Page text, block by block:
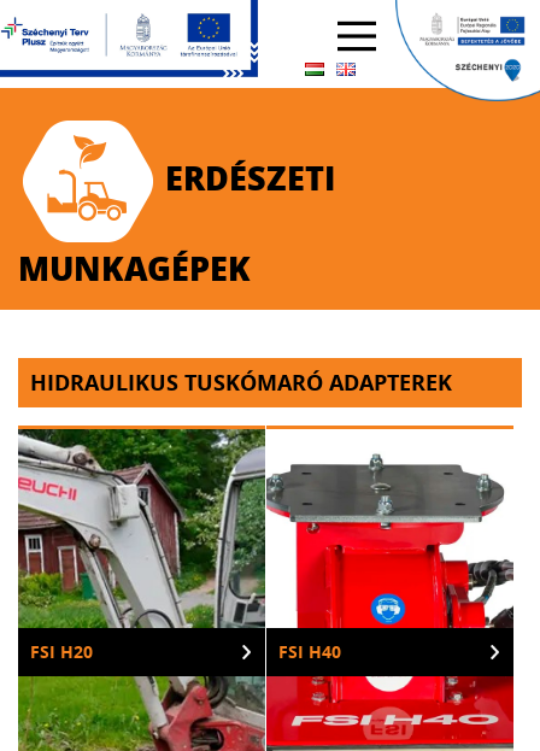
ERDÉSZETI
MUNKAGÉPEK
HIDRAULIKUS TUSKÓMARÓ ADAPTEREK
FSI H20 FSI H40